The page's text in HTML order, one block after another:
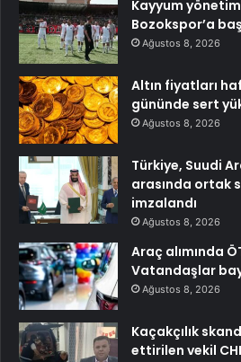
Kayyum
Bozokspor’a
Ağustos 8, 2026
Altın fiyatları
gününde sert
Ağustos 8, 2026
Türkiye, Suudi
arasında ortak
imzalandı
Ağustos 8, 2026
Araç alımında
Vatandaşlar
Ağustos 8, 2026
Kaçakçılık
ettirilen vekil